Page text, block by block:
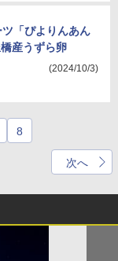
「ぴよりんあん
産うずら卵
(2024/10/3)
8
次へ